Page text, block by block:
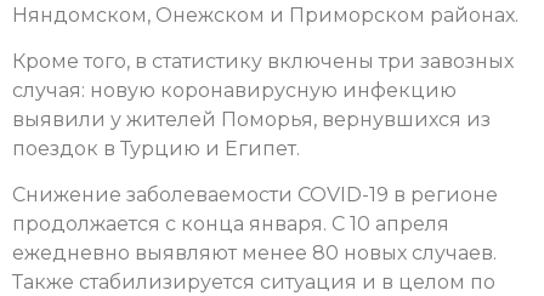
Няндомском, Онежском и Приморском районах.
Кроме того, в статистику включены три завозных
случая: новую коронавирусную инфекцию
выявили у жителей Поморья, вернувшихся из
поездок в Турцию и Египет.
Снижение заболеваемости COVID-19 в регионе
продолжается с конца января. С 10 апреля
ежедневно выявляют менее 80 новых случаев.
Также стабилизируется ситуация и в целом по